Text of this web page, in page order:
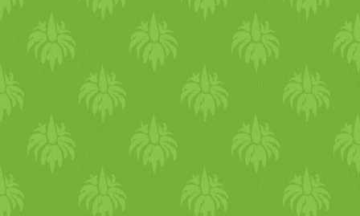
recepteket ITT találsz még.
Ha itt feliratkozol, a
legújabbakat mindig frissen
kapod majd a postaládádba.
Nézd meg a legújabb